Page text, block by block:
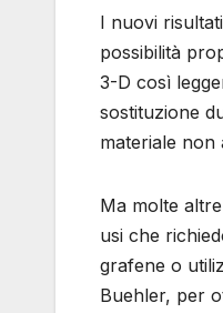
I nuovi
possibilità
3-D così
sostituzione
materiale non
Ma molte
usi che
grafene o
Buehler, per